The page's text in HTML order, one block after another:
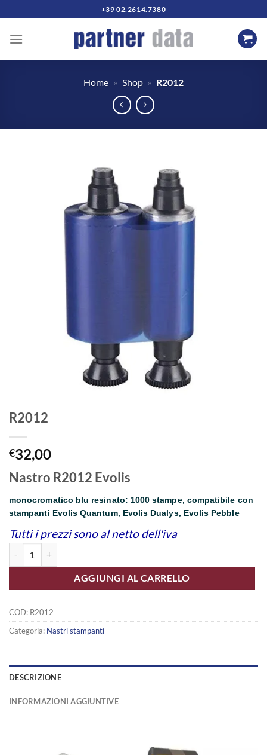
ai
contenuti
+39 02.2614.7380
Home » Shop » R2012
R2012
€32,00
Nastro R2012 Evolis
monocromatico blu resinato: 1000 stampe, compatibile con
stampanti Evolis Quantum, Evolis Dualys, Evolis Pebble
Tutti i prezzi sono al netto dell'iva
AGGIUNGI AL CARRELLO
COD: R2012
Categoria: Nastri stampanti
DESCRIZIONE
INFORMAZIONI AGGIUNTIVE